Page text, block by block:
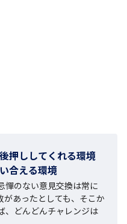
押ししてくれる環境
合える環境
憚のない意見交換は常に
あったとしても、そこか
、どんどんチャレンジは